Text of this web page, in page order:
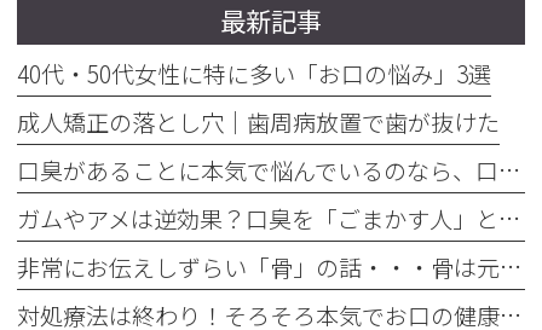
最新記事
40代・50代女性に特に多い「お口の悩み」3選
成人矯正の落とし穴｜歯周病放置で歯が抜けた
口臭があることに本気で悩んでいるのなら、口臭を本気で治そう
ガムやアメは逆効果？口臭を「ごまかす人」と「治す人」の決定的な違い
非常にお伝えしずらい「骨」の話・・・骨は元には戻せない？
対処療法は終わり！そろそろ本気でお口の健康とは何かを考えませんか